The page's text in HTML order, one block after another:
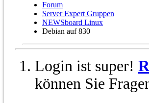
Forum
Server Expert Gruppen
NEWSboard Linux
Debian auf 830
Login ist super!
können Sie